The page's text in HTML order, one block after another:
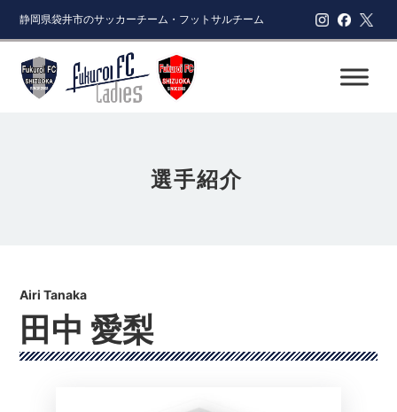
静岡県袋井市のサッカーチーム・フットサルチーム
選手紹介
田中 愛梨